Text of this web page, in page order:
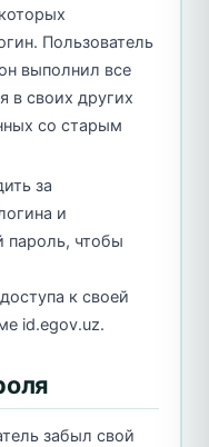
Пользователь
выполнил все
в своих других
со старым
за
и
пароль, чтобы
к своей
id.egov.uz.
забыл свой